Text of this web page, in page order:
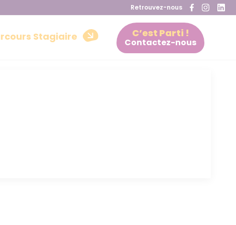
Retrouvez-nous
Stagiaire C’est Parti !
Contactez-nous